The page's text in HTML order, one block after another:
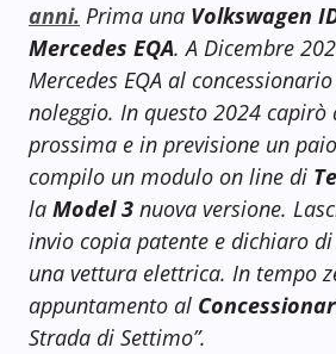
anni. Prima una Volkswagen
Mercedes EQA. A Dicembre
Mercedes EQA al
noleggio. In questo 2024 capirò
prossima e in previsione un
compilo un modulo on line di
la Model 3 nuova versione.
invio copia patente e dichiaro
una vettura elettrica. In tempo
appuntamento al
Strada di Settimo”.